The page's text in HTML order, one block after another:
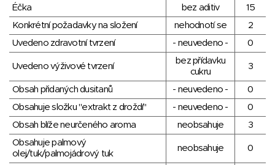
Éčka bez aditiv
15
Konkrétní požadavky na složení
nehodnotí se
2
Uvedeno zdravotní tvrzení
- neuvedeno - 0
Uvedeno výživové tvrzení
bez přídavku
cukru
3
Obsah přidaných dusitanů - neuvedeno -
0
Obsahuje složku "extrakt z droždí"
- neuvedeno -
0
Obsah blíže neurčeného aroma
neobsahuje
3
Obsahuje palmový
olej/tuk/palmojádrový tuk
neobsahuje 0